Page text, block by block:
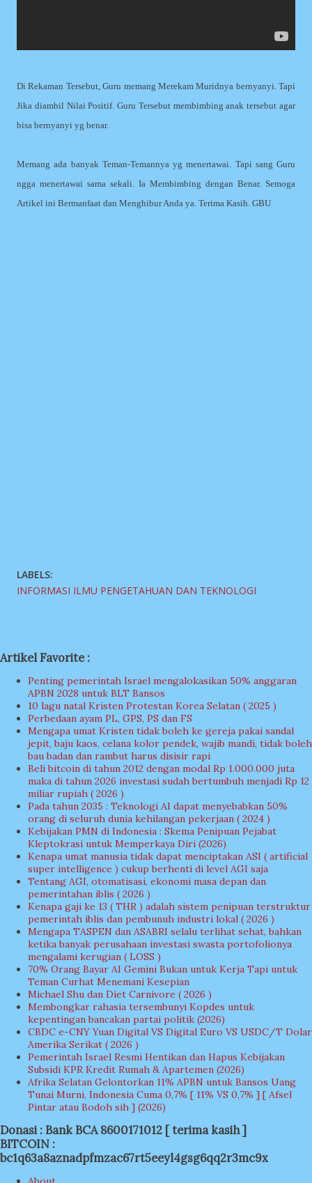
Di Rekaman Tersebut, Guru memang Merekam Muridnya bernyanyi. Tapi
Jika diambil Nilai Positif. Guru Tersebut membimbing anak tersebut agar
bisa bernyanyi yg benar.
Memang ada banyak Teman-Temannya yg menertawai. Tapi sang Guru
ngga menertawai sama sekali. Ia Membimbing dengan Benar. Semoga
Artikel ini Bermanfaat dan Menghibur Anda ya. Terima Kasih. GBU
LABELS:
INFORMASI ILMU PENGETAHUAN DAN TEKNOLOGI
Artikel Favorite :
Penting pemerintah Israel mengalokasikan 50% anggaran
APBN 2028 untuk BLT Bansos
10 lagu natal Kristen Protestan Korea Selatan ( 2025 )
Perbedaan ayam PL, GPS, PS dan FS
Mengapa umat Kristen tidak boleh ke gereja pakai sandal
jepit, baju kaos, celana kolor pendek, wajib mandi, tidak boleh
bau badan dan rambut harus disisir rapi
Beli bitcoin di tahun 2012 dengan modal Rp 1.000.000 juta
maka di tahun 2026 investasi sudah bertumbuh menjadi Rp 12
miliar rupiah ( 2026 )
Pada tahun 2035 : Teknologi AI dapat menyebabkan 50%
orang di seluruh dunia kehilangan pekerjaan ( 2024 )
Kebijakan PMN di Indonesia : Skema Penipuan Pejabat
Kleptokrasi untuk Memperkaya Diri (2026)
Kenapa umat manusia tidak dapat menciptakan ASI ( artificial
super intelligence ) cukup berhenti di level AGI saja
Tentang AGI, otomatisasi, ekonomi masa depan dan
pemerintahan iblis ( 2026 )
Kenapa gaji ke 13 ( THR ) adalah sistem penipuan terstruktur
pemerintah iblis dan pembunuh industri lokal ( 2026 )
Mengapa TASPEN dan ASABRI selalu terlihat sehat, bahkan
ketika banyak perusahaan investasi swasta portofolionya
mengalami kerugian ( LOSS )
70% Orang Bayar AI Gemini Bukan untuk Kerja Tapi untuk
Teman Curhat Menemani Kesepian
Michael Shu dan Diet Carnivore ( 2026 )
Membongkar rahasia tersembunyi Kopdes untuk
kepentingan bancakan partai politik (2026)
CBDC e-CNY Yuan Digital VS Digital Euro VS USDC/T Dolar
Amerika Serikat ( 2026 )
Pemerintah Israel Resmi Hentikan dan Hapus Kebijakan
Subsidi KPR Kredit Rumah & Apartemen (2026)
Afrika Selatan Gelontorkan 11% APBN untuk Bansos Uang
Tunai Murni, Indonesia Cuma 0,7% [ 11% VS 0,7% ] [ Afsel
Pintar atau Bodoh sih ] (2026)
Donasi : Bank BCA 8600171012 [ terima kasih ]
BITCOIN :
bc1q63a8aznadpfmzac67rt5eeyl4gsg6qq2r3mc9x